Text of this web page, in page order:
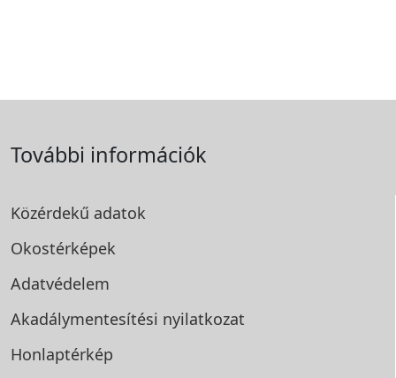
További információk
Közérdekű adatok
Okostérképek
Adatvédelem
Akadálymentesítési nyilatkozat
Honlaptérkép